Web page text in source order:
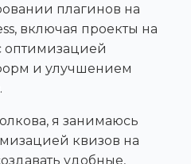
плагинов на
включая проекты на
оптимизацией
и улучшением
я занимаюсь
квизов на
удобные,